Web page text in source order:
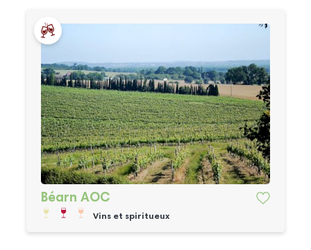
Béarn AOC
Vins et spiritueux